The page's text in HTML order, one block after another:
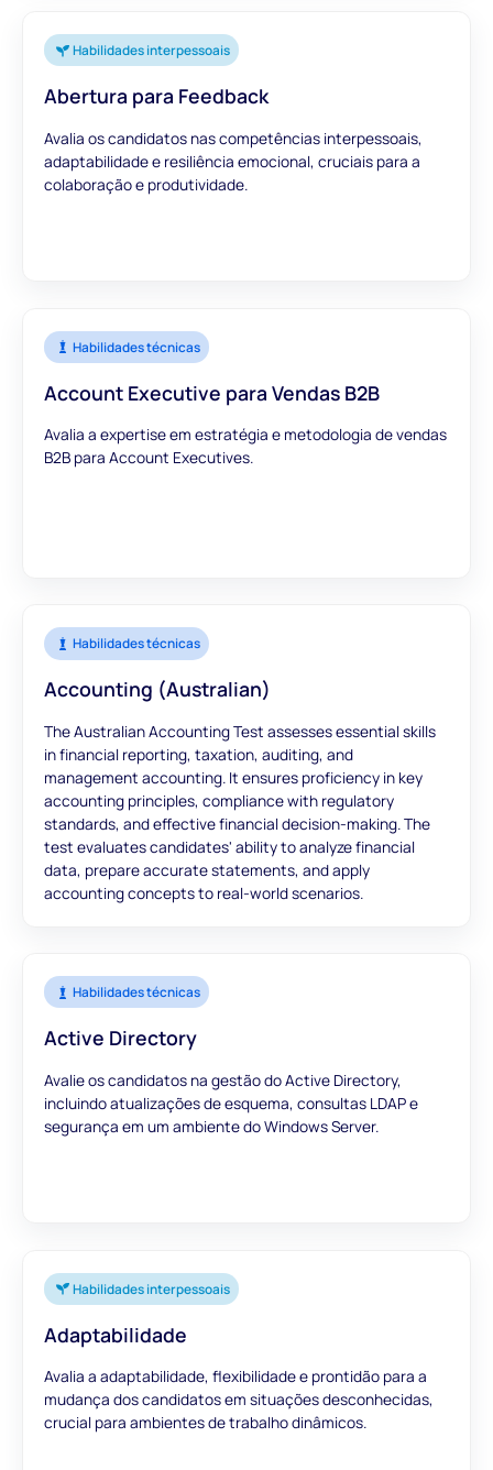
Habilidades interpessoais
Abertura para Feedback
Avalia os candidatos nas competências interpessoais,
adaptabilidade e resiliência emocional, cruciais para a
colaboração e produtividade.
Habilidades técnicas
Account Executive para Vendas B2B
Avalia a expertise em estratégia e metodologia de vendas
B2B para Account Executives.
Habilidades técnicas
Accounting (Australian)
The Australian Accounting Test assesses essential skills
in financial reporting, taxation, auditing, and
management accounting. It ensures proficiency in key
accounting principles, compliance with regulatory
standards, and effective financial decision-making. The
test evaluates candidates' ability to analyze financial
data, prepare accurate statements, and apply
accounting concepts to real-world scenarios.
Habilidades técnicas
Active Directory
Avalie os candidatos na gestão do Active Directory,
incluindo atualizações de esquema, consultas LDAP e
segurança em um ambiente do Windows Server.
Habilidades interpessoais
Adaptabilidade
Avalia a adaptabilidade, flexibilidade e prontidão para a
mudança dos candidatos em situações desconhecidas,
crucial para ambientes de trabalho dinâmicos.